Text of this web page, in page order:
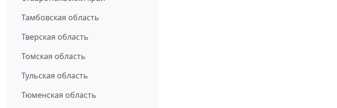
Тамбовская область
Тверская область
Томская область
Тульская область
Тюменская область